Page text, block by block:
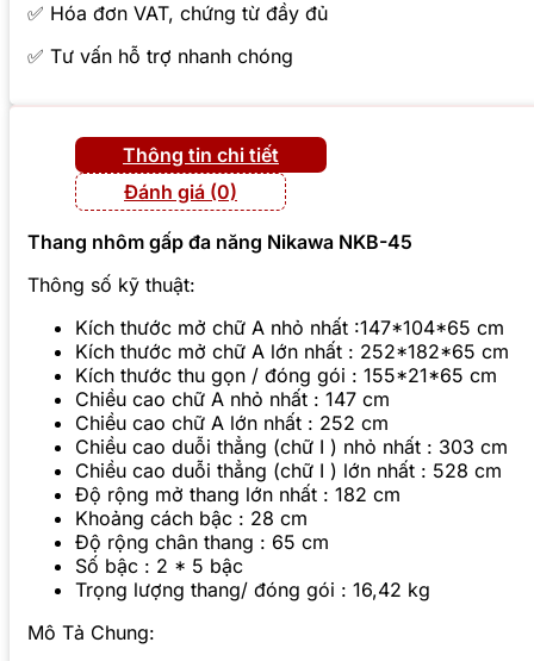
✅ Hóa đơn VAT, chứng từ đầy đủ
✅ Tư vấn hỗ trợ nhanh chóng
Thông tin chi tiết
Đánh giá (0)
Thang nhôm gấp đa năng Nikawa NKB-45
Thông số kỹ thuật:
Kích thước mở chữ A nhỏ nhất :147*104*65 cm
Kích thước mở chữ A lớn nhất : 252*182*65 cm
Kích thước thu gọn / đóng gói : 155*21*65 cm
Chiều cao chữ A nhỏ nhất : 147 cm
Chiều cao chữ A lớn nhất : 252 cm
Chiều cao duỗi thẳng (chữ I ) nhỏ nhất : 303 cm
Chiều cao duỗi thẳng (chữ I ) lớn nhất : 528 cm
Độ rộng mở thang lớn nhất : 182 cm
Khoảng cách bậc : 28 cm
Độ rộng chân thang : 65 cm
Số bậc : 2 * 5 bậc
Trọng lượng thang/ đóng gói : 16,42 kg
Mô Tả Chung: